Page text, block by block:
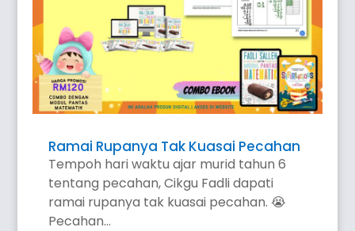
Ramai Rupanya Tak Kuasai Pecahan
Tempoh hari waktu ajar murid tahun 6
tentang pecahan, Cikgu Fadli dapati
ramai rupanya tak kuasai pecahan. 😭
Pecahan...